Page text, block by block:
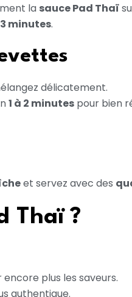
la sauce Pad Thaï
minutes.
délicatement.
1 à 2 minutes pour bien
et servez avec des
Thaï ?
plus les saveurs.
authentique.